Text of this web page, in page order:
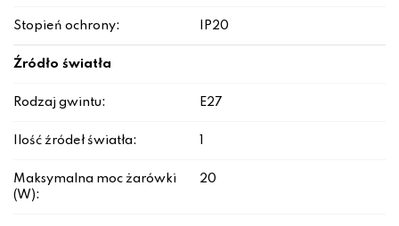
Stopień ochrony: IP20
Źródło światła
Rodzaj gwintu: E27
Ilość źródeł światła:
Maksymalna moc żarówki
(W):
20